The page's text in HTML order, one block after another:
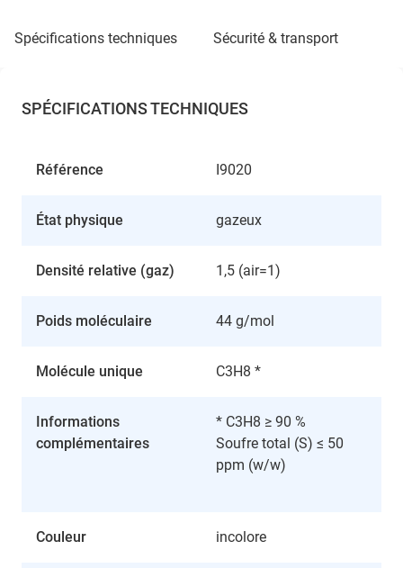
spécifications techniques sécurité & transport
SPÉCIFICATIONS TECHNIQUES
Référence I9020
État physique gazeux
Densité relative (gaz) 1,5 (air=1)
Poids moléculaire 44 g/mol
Molécule unique C3H8 *
Informations
complémentaires
* C3H8 ≥ 90 %
Soufre total (S) ≤ 50
ppm (w/w)
Couleur incolore